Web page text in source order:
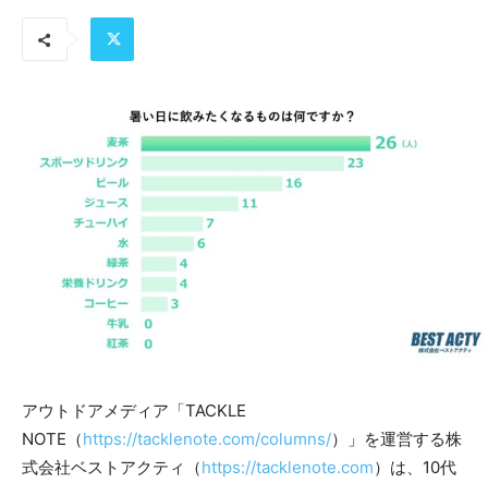
アウトドアメディア「TACKLE
NOTE（https://tacklenote.com/columns/）」を運営する株
式会社ベストアクティ（https://tacklenote.com）は、10代